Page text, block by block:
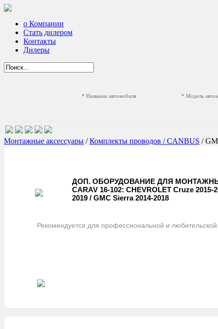
о Компании
Стать дилером
Контакты
Дилеры
* Название автомобиля * Модель
Монтажные аксессуары /Комплекты проводов / CANBUS /
ДОП. ОБОРУДОВАНИЕ ДЛЯ
CARAV 16-102: CHEVROLET Cruze
2019 / GMC Sierra 2014-2018
Рекомендуется для профессиональной и